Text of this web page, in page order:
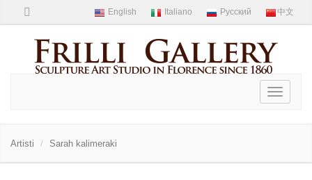
Toggle
Artisti Sarah kalimeraki